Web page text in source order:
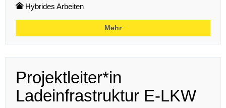
Hybrides Arbeiten
Mehr
Projektleiter*in
Ladeinfrastruktur E-LKW